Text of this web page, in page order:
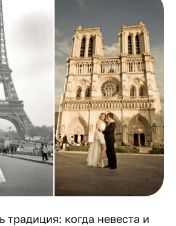
традиция: когда невеста и